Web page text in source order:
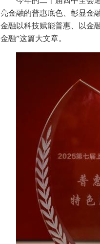
亮金融的普惠底色、彰显金
金融以科技赋能普惠、以金
金融”这篇大文章。